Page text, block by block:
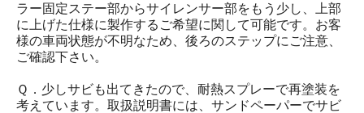
ラー固定ステー部からサイレンサー部をもう少し、上部
に上げた仕様に製作するご希望に関して可能です。お客
様の車両状態が不明なため、後ろのステップにご注意、
ご確認下さい。
Ｑ．少しサビも出てきたので、耐熱スプレーで再塗装を
考えています。取扱説明書には、サンドペーパーでサビ